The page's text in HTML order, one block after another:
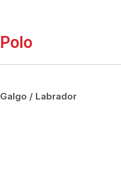
Polo
Galgo / Labrador